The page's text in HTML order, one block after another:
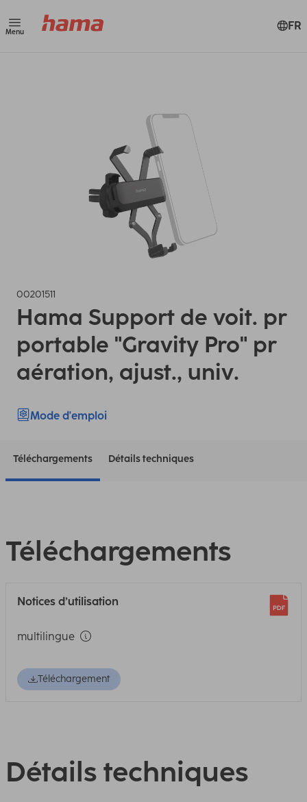
Menu FR
00201511
Hama Support de voit. pr
portable "Gravity Pro" pr
aération, ajust., univ.
Mode d'emploi
Téléchargements Détails techniques
Téléchargements
Notices d’utilisation
multilingue
Téléchargement
Détails techniques